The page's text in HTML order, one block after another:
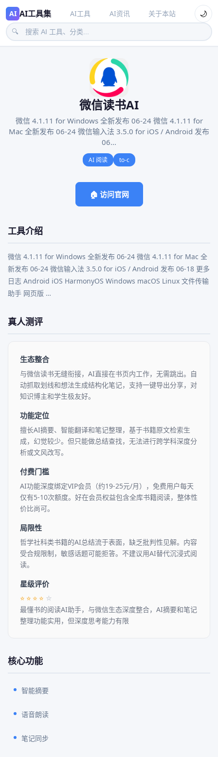
AI AI工具集
🔍
AI工具 AI资讯 关于本站 🌙
微信读书AI
微信 4.1.11 for Windows 全新发布 06-24 微信 4.1.11 for
Mac 全新发布 06-24 微信输入法 3.5.0 for iOS / Android 发布
06...
AI 阅读 to-c
🏠 访问官网
工具介绍
微信 4.1.11 for Windows 全新发布 06-24 微信 4.1.11 for Mac 全
新发布 06-24 微信输入法 3.5.0 for iOS / Android 发布 06-18 更多
日志 Android iOS HarmonyOS Windows macOS Linux 文件传输
助手 网页版 …
真人测评
生态整合
与微信读书无缝衔接，AI直接在书页内工作，无需跳出。自
动抓取划线和想法生成结构化笔记，支持一键导出分享，对
知识博主和学生极友好。
功能定位
擅长AI摘要、智能翻译和笔记整理，基于书籍原文检索生
成，幻觉较少。但只能做总结查找，无法进行跨学科深度分
析或文风改写。
付费门槛
AI功能深度绑定VIP会员（约19-25元/月），免费用户每天
仅有5-10次额度。好在会员权益包含全库书籍阅读，整体性
价比尚可。
局限性
哲学社科类书籍的AI总结流于表面，缺乏批判性见解。内容
受合规限制，敏感话题可能拒答。不建议用AI替代沉浸式阅
读。
星级评价
⭐ ⭐ ⭐ ⭐ ☆
最懂书的阅读AI助手，与微信生态深度整合，AI摘要和笔记
整理功能实用，但深度思考能力有限
核心功能
智能摘要
语音朗读
笔记同步